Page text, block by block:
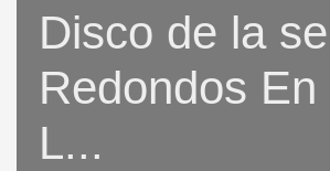
Disco de la
Redondos
L...